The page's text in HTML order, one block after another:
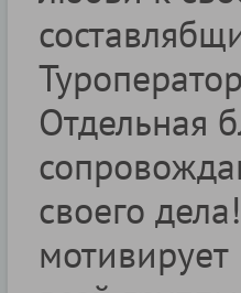
Отдельная
своего